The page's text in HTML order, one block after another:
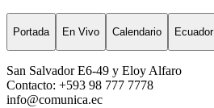
Portada En Vivo Calendario Ecuador
San Salvador E6-49 y Eloy Alfaro
Contacto: +593 98 777 7778
info@comunica.ec